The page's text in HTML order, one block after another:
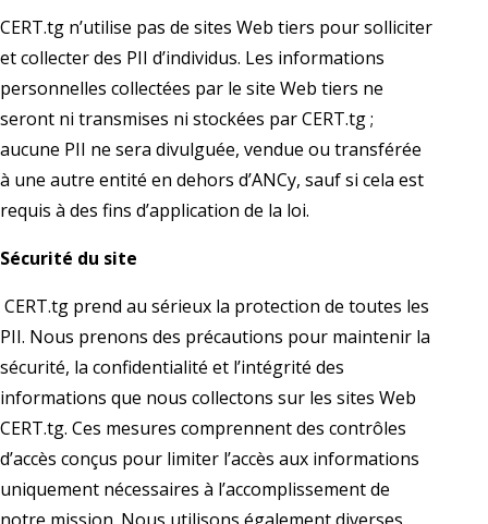
CERT.tg n’utilise pas de sites Web tiers pour solliciter
et collecter des PII d’individus. Les informations
personnelles collectées par le site Web tiers ne
seront ni transmises ni stockées par CERT.tg ;
aucune PII ne sera divulguée, vendue ou transférée
à une autre entité en dehors d’ANCy, sauf si cela est
requis à des fins d’application de la loi.
Sécurité du site
CERT.tg prend au sérieux la protection de toutes les
PII. Nous prenons des précautions pour maintenir la
sécurité, la confidentialité et l’intégrité des
informations que nous collectons sur les sites Web
CERT.tg. Ces mesures comprennent des contrôles
d’accès conçus pour limiter l’accès aux informations
uniquement nécessaires à l’accomplissement de